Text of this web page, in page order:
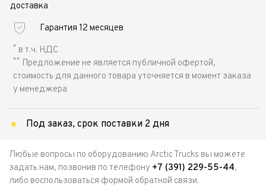
доставка
Гарантия 12 месяцев
* в т.ч. НДС
** Предложение не является публичной офертой,
стоимость для данного товара уточняется в момент заказа
у менеджера
Под заказ, срок поставки 2 дня
Любые вопросы по оборудованию Arctic Trucks вы можете
задать нам, позвонив по телефону +7 (391) 229-55-44,
либо воспользоваться формой обратной связи.